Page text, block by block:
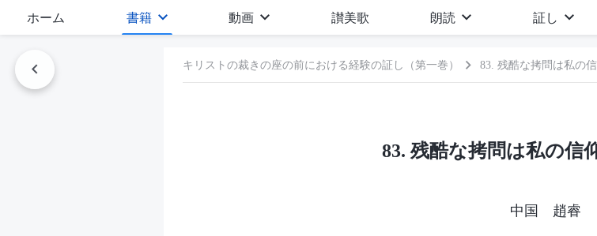
ホーム 書籍 動画 讃美歌 朗読 証し
キリストの裁きの座の前における経験の証し（第一巻） 83. 残酷な拷問は私の
83. 残酷な拷問は私の信
中国 趙睿